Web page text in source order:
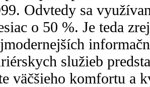
Odvtedy sa
o 50 %. Je teda
služieb
väčšieho komfortu a